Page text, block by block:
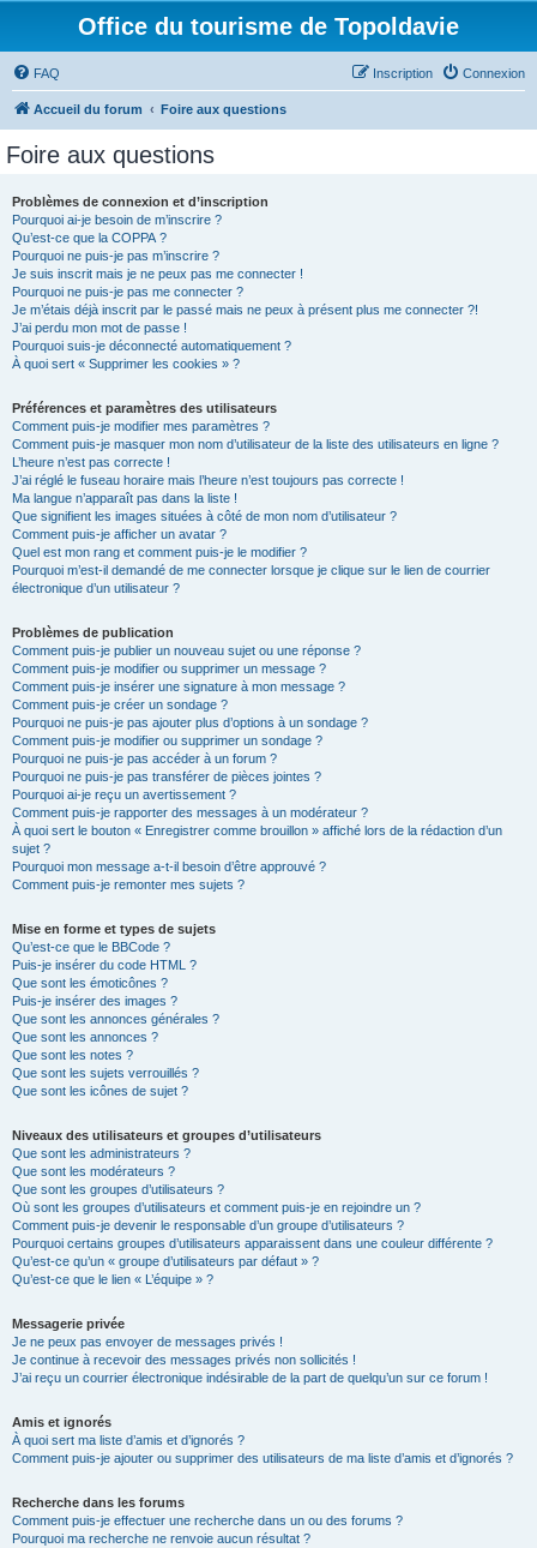
Office du tourisme de Topoldavie
FAQ Connexion
Inscription
Accueil du forum Foire aux questions
Foire aux questions
Problèmes de connexion et d’inscription
Pourquoi ai-je besoin de m’inscrire ?
Qu’est-ce que la COPPA ?
Pourquoi ne puis-je pas m’inscrire ?
Je suis inscrit mais je ne peux pas me connecter !
Pourquoi ne puis-je pas me connecter ?
Je m’étais déjà inscrit par le passé mais ne peux à présent plus me connecter ?!
J’ai perdu mon mot de passe !
Pourquoi suis-je déconnecté automatiquement ?
À quoi sert « Supprimer les cookies » ?
Préférences et paramètres des utilisateurs
Comment puis-je modifier mes paramètres ?
Comment puis-je masquer mon nom d’utilisateur de la liste des utilisateurs en ligne ?
L’heure n’est pas correcte !
J’ai réglé le fuseau horaire mais l’heure n’est toujours pas correcte !
Ma langue n’apparaît pas dans la liste !
Que signifient les images situées à côté de mon nom d’utilisateur ?
Comment puis-je afficher un avatar ?
Quel est mon rang et comment puis-je le modifier ?
Pourquoi m’est-il demandé de me connecter lorsque je clique sur le lien de courrier
électronique d’un utilisateur ?
Problèmes de publication
Comment puis-je publier un nouveau sujet ou une réponse ?
Comment puis-je modifier ou supprimer un message ?
Comment puis-je insérer une signature à mon message ?
Comment puis-je créer un sondage ?
Pourquoi ne puis-je pas ajouter plus d’options à un sondage ?
Comment puis-je modifier ou supprimer un sondage ?
Pourquoi ne puis-je pas accéder à un forum ?
Pourquoi ne puis-je pas transférer de pièces jointes ?
Pourquoi ai-je reçu un avertissement ?
Comment puis-je rapporter des messages à un modérateur ?
À quoi sert le bouton « Enregistrer comme brouillon » affiché lors de la rédaction d’un
sujet ?
Pourquoi mon message a-t-il besoin d’être approuvé ?
Comment puis-je remonter mes sujets ?
Mise en forme et types de sujets
Qu’est-ce que le BBCode ?
Puis-je insérer du code HTML ?
Que sont les émoticônes ?
Puis-je insérer des images ?
Que sont les annonces générales ?
Que sont les annonces ?
Que sont les notes ?
Que sont les sujets verrouillés ?
Que sont les icônes de sujet ?
Niveaux des utilisateurs et groupes d’utilisateurs
Que sont les administrateurs ?
Que sont les modérateurs ?
Que sont les groupes d’utilisateurs ?
Où sont les groupes d’utilisateurs et comment puis-je en rejoindre un ?
Comment puis-je devenir le responsable d’un groupe d’utilisateurs ?
Pourquoi certains groupes d’utilisateurs apparaissent dans une couleur différente ?
Qu’est-ce qu’un « groupe d’utilisateurs par défaut » ?
Qu’est-ce que le lien « L’équipe » ?
Messagerie privée
Je ne peux pas envoyer de messages privés !
Je continue à recevoir des messages privés non sollicités !
J’ai reçu un courrier électronique indésirable de la part de quelqu’un sur ce forum !
Amis et ignorés
À quoi sert ma liste d’amis et d’ignorés ?
Comment puis-je ajouter ou supprimer des utilisateurs de ma liste d’amis et d’ignorés ?
Recherche dans les forums
Comment puis-je effectuer une recherche dans un ou des forums ?
Pourquoi ma recherche ne renvoie aucun résultat ?